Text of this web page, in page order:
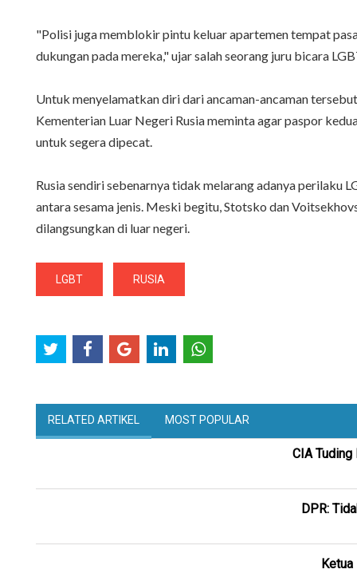
"Polisi juga memblokir pintu keluar apartemen tempat
dukungan pada mereka," ujar salah seorang juru bicara
Untuk menyelamatkan diri dari ancaman-ancaman
Kementerian Luar Negeri Rusia meminta agar paspor
untuk segera dipecat.
Rusia sendiri sebenarnya tidak melarang adanya perilaku
antara sesama jenis. Meski begitu, Stotsko dan
dilangsungkan di luar negeri.
LGBT RUSIA
RELATED ARTIKEL MOST POPULAR
CIA Tuding
DPR:
Ketua